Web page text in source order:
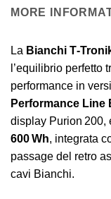
MORE
La Bianchi
l’equilibrio perfetto
performance in
Performance Line
display Purion 200,
600 Wh, integrata
passage del retro
cavi Bianchi.